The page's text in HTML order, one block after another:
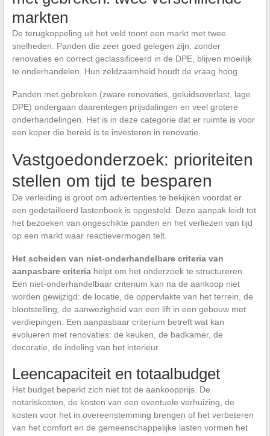
markten
De terugkoppeling uit het veld toont een markt met twee
snelheden. Panden die zeer goed gelegen zijn, zonder
renovaties en correct geclassificeerd in de DPE, blijven moeilijk
te onderhandelen. Hun zeldzaamheid houdt de vraag hoog.
Panden met gebreken (zware renovaties, geluidsoverlast, lage
DPE) ondergaan daarentegen prijsdalingen en veel grotere
onderhandelingen. Het is in deze categorie dat er ruimte is voor
een koper die bereid is te investeren in renovatie.
Vastgoedonderzoek: prioriteiten
stellen om tijd te besparen
De verleiding is groot om advertenties te bekijken voordat er
een gedetailleerd lastenboek is opgesteld. Deze aanpak leidt tot
het bezoeken van ongeschikte panden en het verliezen van tijd
op een markt waar reactievermogen telt.
Het scheiden van niet-onderhandelbare criteria van
aanpasbare criteriahelpt om het onderzoek te structureren.
Een niet-onderhandelbaar criterium kan na de aankoop niet
worden gewijzigd: de locatie, de oppervlakte van het terrein, de
blootstelling, de aanwezigheid van een lift in een gebouw met
verdiepingen. Een aanpasbaar criterium betreft wat kan
evolueren met renovaties: de keuken, de badkamer, de
decoratie, de indeling van het interieur.
Leencapaciteit en totaalbudget
Het budget beperkt zich niet tot de aankoopprijs. De
notariskosten, de kosten van een eventuele verhuizing, de
kosten voor het in overeenstemming brengen of het verbeteren
van het comfort en de gemeenschappelijke lasten vormen het